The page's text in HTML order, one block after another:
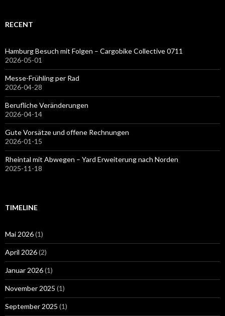
RECENT
Hamburg Besuch mit Folgen – Cargobike Collective 0711
2026-05-01
Messe-Frühling per Rad
2026-04-28
Berufliche Veränderungen
2026-04-14
Gute Vorsätze und offene Rechnungen
2026-01-15
Rheintal mit Abwegen – Yard Erweiterung nach Norden
2025-11-18
TIMELINE
Mai 2026(1)
April 2026(2)
Januar 2026(1)
November 2025 (1)
September 2025 (1)